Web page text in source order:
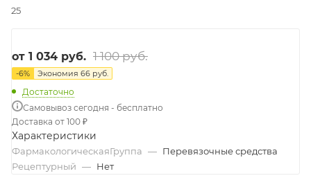
25
от 1 034 руб. 1 100 руб.
-6% Экономия 66 руб.
Достаточно
Самовывоз сегодня - бесплатно
Доставка от 100 ₽
Характеристики
ФармакологическаяГруппа — Перевязочные средства
Рецептурный — Нет